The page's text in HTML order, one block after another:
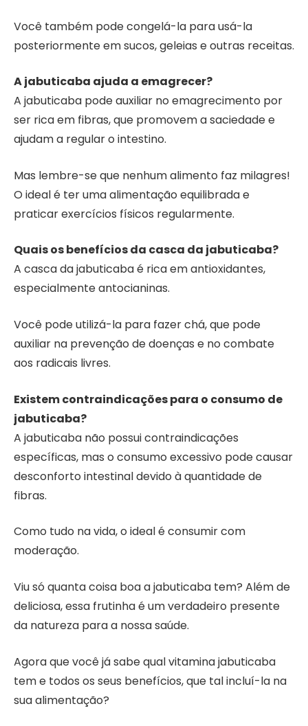
Você também pode congelá-la para usá-la
posteriormente em sucos, geleias e outras receitas.
A jabuticaba ajuda a emagrecer?
A jabuticaba pode auxiliar no emagrecimento por
ser rica em fibras, que promovem a saciedade e
ajudam a regular o intestino.
Mas lembre-se que nenhum alimento faz milagres!
O ideal é ter uma alimentação equilibrada e
praticar exercícios físicos regularmente.
Quais os benefícios da casca da jabuticaba?
A casca da jabuticaba é rica em antioxidantes,
especialmente antocianinas.
Você pode utilizá-la para fazer chá, que pode
auxiliar na prevenção de doenças e no combate
aos radicais livres.
Existem contraindicações para o consumo de
jabuticaba?
A jabuticaba não possui contraindicações
específicas, mas o consumo excessivo pode causar
desconforto intestinal devido à quantidade de
fibras.
Como tudo na vida, o ideal é consumir com
moderação.
Viu só quanta coisa boa a jabuticaba tem? Além de
deliciosa, essa frutinha é um verdadeiro presente
da natureza para a nossa saúde.
Agora que você já sabe qual vitamina jabuticaba
tem e todos os seus benefícios, que tal incluí-la na
sua alimentação?